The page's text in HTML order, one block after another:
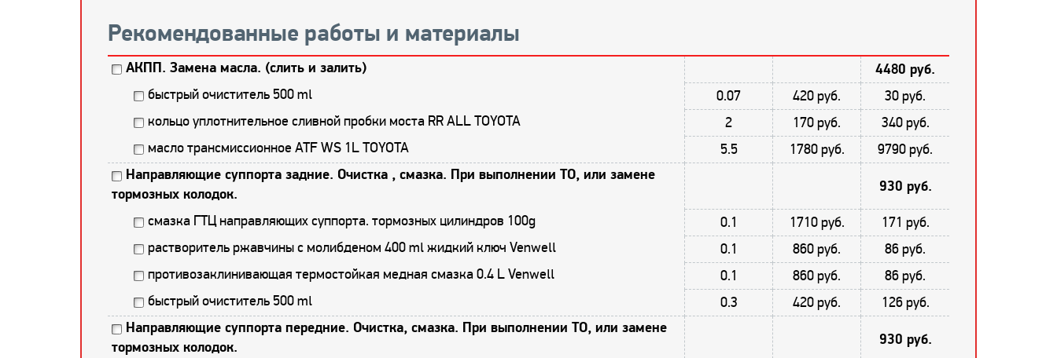
Рекомендованные работы и материалы
АКПП. Замена масла. (слить и залить) 4480 руб.
быстрый очиститель 500 ml 0.07 420 руб.
30 руб.
кольцо уплотнительное сливной пробки моста RR ALL TOYOTA
2 170 руб.
340 руб.
масло трансмиссионное ATF WS 1L TOYOTA
5.5 1780 руб. 9790 руб.
Направляющие суппорта задние. Очистка , смазка. При выполнении ТО, или замене
тормозных колодок.
930 руб.
смазка ГТЦ направляющих суппорта. тормозных цилиндров 100g 0.1 1710 руб.
171 руб.
растворитель ржавчины с молибденом 400 ml жидкий ключ Venwell
0.1 860 руб.
86 руб.
противозаклинивающая термостойкая медная смазка 0.4 L Venwell
0.1 860 руб.
86 руб.
быстрый очиститель 500 ml
0.3 420 руб. 126 руб.
Направляющие суппорта передние. Очистка, смазка. При выполнении ТО, или замене
тормозных колодок.
930 руб.